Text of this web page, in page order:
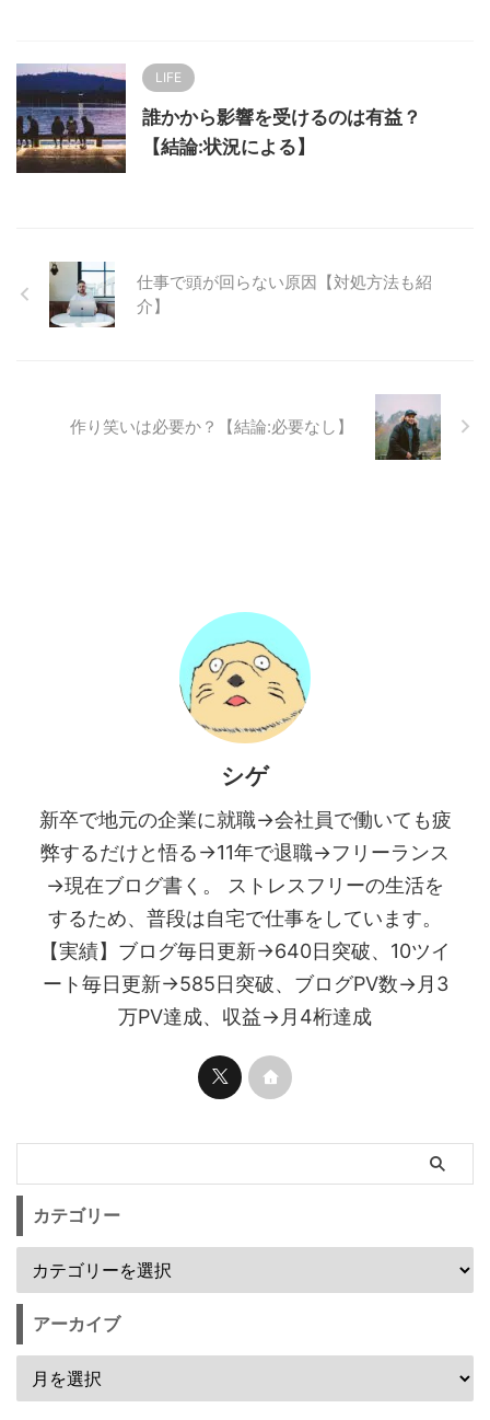
LIFE
誰かから影響を受けるのは有益？
【結論:状況による】
仕事で頭が回らない原因【対処方法も紹
介】
作り笑いは必要か？【結論:必要なし】
シゲ
新卒で地元の企業に就職→会社員で働いても疲
弊するだけと悟る→11年で退職→フリーランス
→現在ブログ書く。 ストレスフリーの生活を
するため、普段は自宅で仕事をしています。
【実績】ブログ毎日更新→640日突破、10ツイ
ート毎日更新→585日突破、ブログPV数→月3
万PV達成、収益→月4桁達成
カテゴリー
アーカイブ